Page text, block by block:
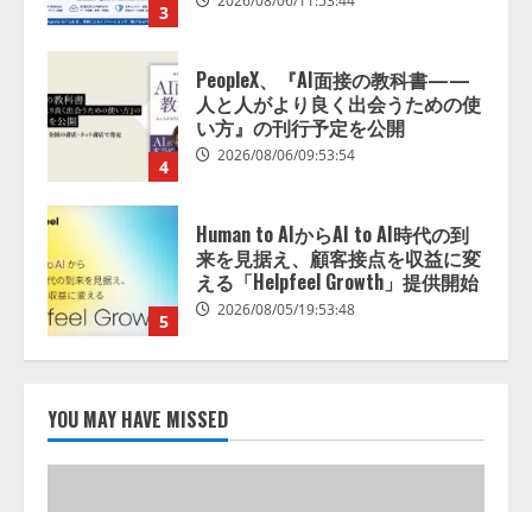
4
2026/08/06/09:53:54
5
Human to AIからAI to AI時代の到
来を見据え、顧客接点を収益に変
える「Helpfeel Growth」提供開始
2026/08/05/19:53:48
1
アシストAIテラス、ガバナンス機
能を備えたAIエージェントプラッ
トフォーム「QueryPie AIP」を提
供開始
推薦するのか』について 企業法
務系70事務所×5つのAIで実態調査
を実施
YOU MAY HAVE MISSED